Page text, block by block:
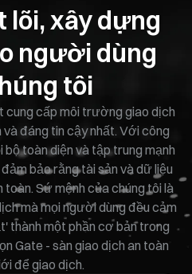
lõi, xây dựng
người dùng
tôi
cung cấp môi trường giao dịch
đáng tin cậy nhất. Với công
bộ toàn diện và tập trung mạnh
bảo rằng tài sản và dữ liệu
Sứ mệnh của chúng tôi là
mà mọi người dùng đều cảm
thành một phần cơ bản trong
Gate - sàn giao dịch an toàn
để giao dịch.